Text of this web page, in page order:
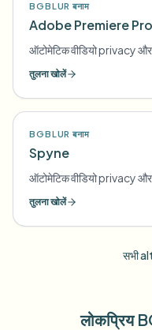
BGBLUR बनाम
Adobe Premiere Pro
ऑटोमेटिक वीडियो privacy
तुलना खोलें
BGBLUR बनाम
Spyne
ऑटोमेटिक वीडियो privacy
तुलना खोलें
सभी
लोकप्रिय